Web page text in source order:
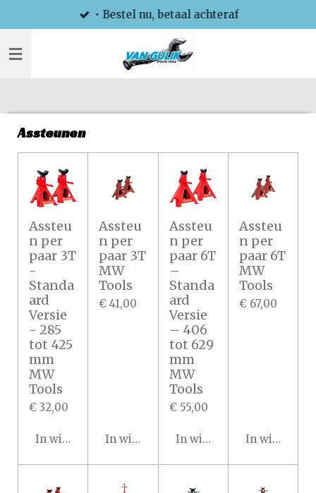
direct
naar
• Bestel nu, betaal achteraf
Assteunen
Assteu
n per
paar 3T
-
Standa
ard
Versie
- 285
tot 425
mm
MW
Tools
€ 32,00
In winkelwagen
Assteu
n per
paar 3T
MW
Tools
€ 41,00
In winkelwagen
Assteu
n per
paar 6T
–
Standa
ard
Versie
– 406
tot 629
mm
MW
Tools
€ 55,00
In winkelwagen
Assteu
n per
paar 6T
MW
Tools
€ 67,00
In